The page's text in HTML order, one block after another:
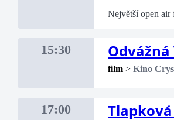
Největší open air
15:30
film > Kino
17:00